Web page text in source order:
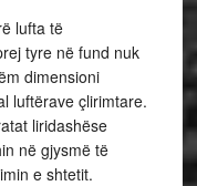
lufta të
tyre në fund nuk
dimensioni
luftërave çlirimtare.
liridashëse
në gjysmë të
e shtetit.